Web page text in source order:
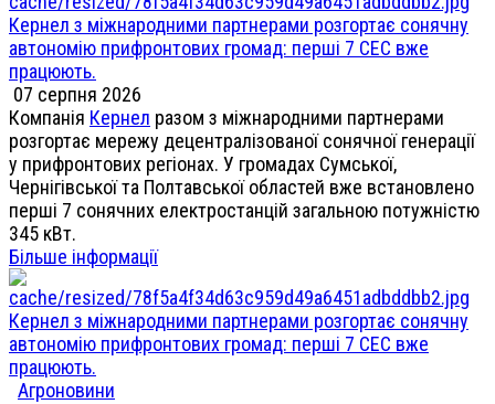
Кернел з міжнародними партнерами розгортає сонячну
автономію прифронтових громад: перші 7 СЕС вже
працюють.
07 серпня 2026
Компанія Кернел разом з міжнародними партнерами
розгортає мережу децентралізованої сонячної генерації
у прифронтових регіонах. У громадах Сумської,
Чернігівської та Полтавської областей вже встановлено
перші 7 сонячних електростанцій загальною потужністю
345 кВт.
Більше інформації
Кернел з міжнародними партнерами розгортає сонячну
автономію прифронтових громад: перші 7 СЕС вже
працюють.
Агроновини